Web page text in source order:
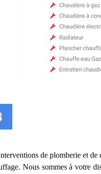
de plomberie et
Nous sommes à votre